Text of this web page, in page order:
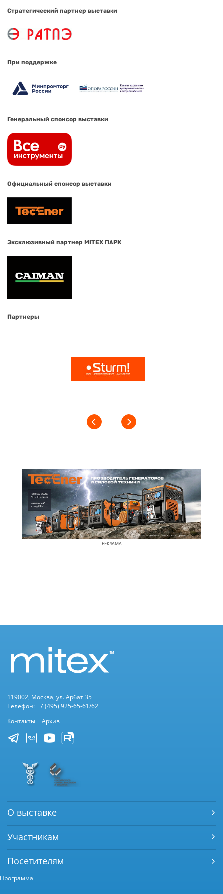
Стратегический партнер выставки
При поддержке
Генеральный спонсор выставки
Официальный спонсор выставки
Эксклюзивный партнер MITEX ПАРК
Партнеры
РЕКЛАМА
119002, Москва, ул. Арбат 35
Телефон: +7 (495) 925-65-61/62
Контакты
Архив
О выставке
Участникам
Посетителям
Программа